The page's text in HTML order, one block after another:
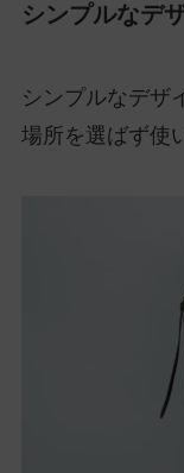
シンプルなデ
シンプルなデザ
場所を選ばず使